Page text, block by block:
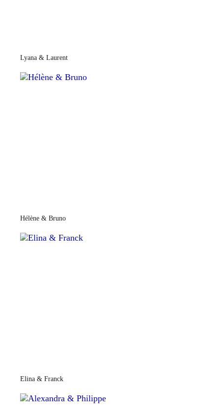
Lyana & Laurent
Hélène & Bruno
Elina & Franck